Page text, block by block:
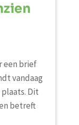
een brief
vandaag
Dit
betreft